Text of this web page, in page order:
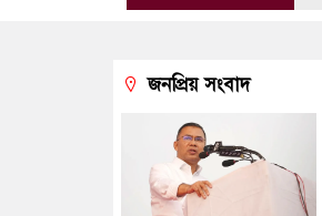
জনপ্রিয় সংবাদ